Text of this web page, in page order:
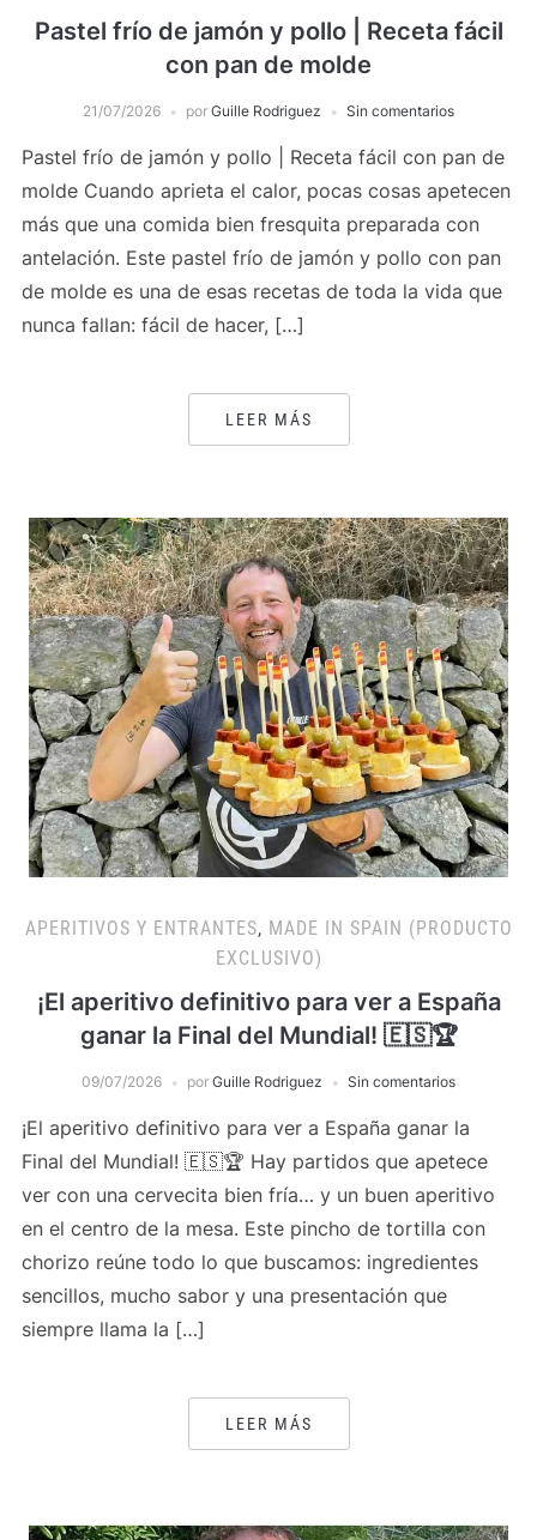
Pastel frío de jamón y pollo | Receta fácil
con pan de molde
21/07/2026 por Guille Rodriguez Sin comentarios
Pastel frío de jamón y pollo | Receta fácil con pan de
molde Cuando aprieta el calor, pocas cosas apetecen
más que una comida bien fresquita preparada con
antelación. Este pastel frío de jamón y pollo con pan
de molde es una de esas recetas de toda la vida que
nunca fallan: fácil de hacer, […]
LEER MÁS
APERITIVOS Y ENTRANTES, MADE IN SPAIN (PRODUCTO
EXCLUSIVO)
¡El aperitivo definitivo para ver a España
ganar la Final del Mundial! 🇪🇸🏆
09/07/2026 por Guille Rodriguez Sin comentarios
¡El aperitivo definitivo para ver a España ganar la
Final del Mundial! 🇪🇸🏆 Hay partidos que apetece
ver con una cervecita bien fría… y un buen aperitivo
en el centro de la mesa. Este pincho de tortilla con
chorizo reúne todo lo que buscamos: ingredientes
sencillos, mucho sabor y una presentación que
siempre llama la […]
LEER MÁS